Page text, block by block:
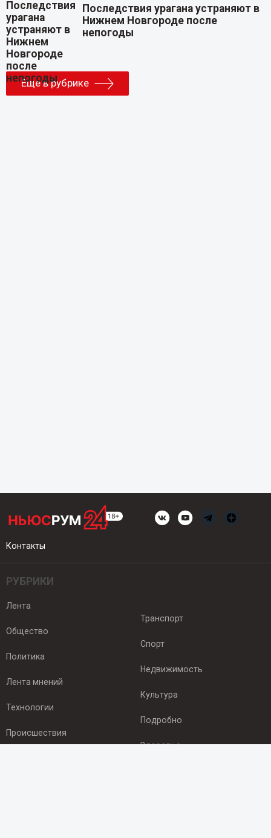
Последствия урагана устраняют в
Нижнем Новгороде после
непогоды
Еще в рубрике
Контакты
РУБРИКИ
Лента
Общество
Политика
Лента мнений
Технологии
Происшествия
Транспорт
Спорт
Недвижимость
Культура
Подробно
Здоровье